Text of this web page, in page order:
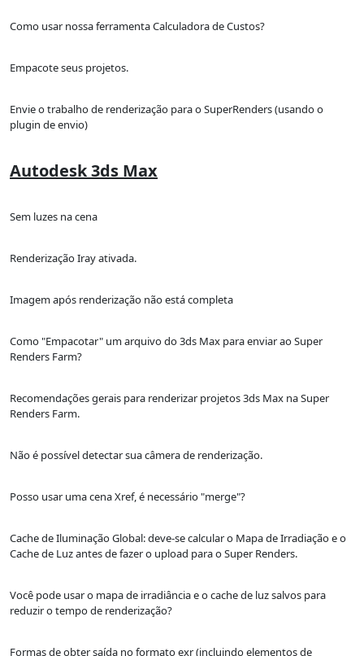
Como usar nossa ferramenta Calculadora de Custos?
Empacote seus projetos.
Envie o trabalho de renderização para o SuperRenders (usando o
plugin de envio)
Autodesk 3ds Max
Sem luzes na cena
Renderização Iray ativada.
Imagem após renderização não está completa
Como "Empacotar" um arquivo do 3ds Max para enviar ao Super
Renders Farm?
Recomendações gerais para renderizar projetos 3ds Max na Super
Renders Farm.
Não é possível detectar sua câmera de renderização.
Posso usar uma cena Xref, é necessário "merge"?
Cache de Iluminação Global: deve-se calcular o Mapa de Irradiação e o
Cache de Luz antes de fazer o upload para o Super Renders.
Você pode usar o mapa de irradiância e o cache de luz salvos para
reduzir o tempo de renderização?
Formas de obter saída no formato exr (incluindo elementos de